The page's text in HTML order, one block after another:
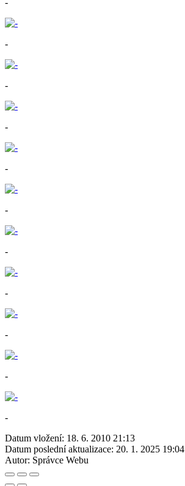
-
-
-
-
-
-
-
-
-
-
Datum vložení: 18. 6. 2010 21:13
Datum poslední aktualizace: 20. 1. 2025 19:04
Autor: Správce Webu